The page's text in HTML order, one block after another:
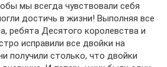
мы всегда чувствовали себя
достичь в жизни! Выполняя все
ребята Десятого королевства и
исправили все двойки на
получили столько, что двойки